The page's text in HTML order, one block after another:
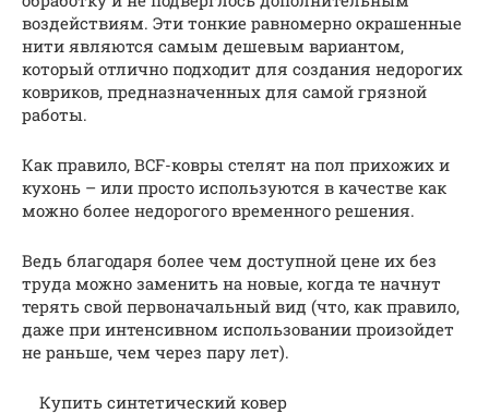
воздействиям. Эти тонкие равномерно окрашенные
нити являются самым дешевым вариантом,
который отлично подходит для создания недорогих
ковриков, предназначенных для самой грязной
работы.
Как правило, BCF-ковры стелят на пол прихожих и
кухонь – или просто используются в качестве как
можно более недорогого временного решения.
Ведь благодаря более чем доступной цене их без
труда можно заменить на новые, когда те начнут
терять свой первоначальный вид (что, как правило,
даже при интенсивном использовании произойдет
не раньше, чем через пару лет).
Купить синтетический ковер